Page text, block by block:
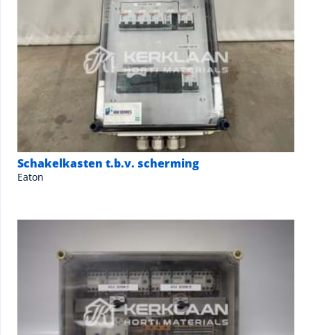
Schakelkasten t.b.v. scherming
Eaton